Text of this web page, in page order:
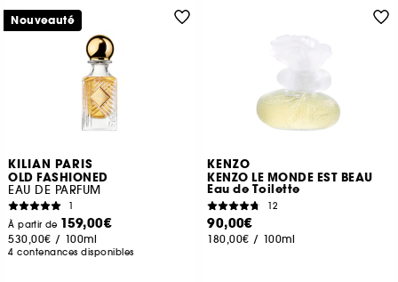
KILIAN PARIS
OLD FASHIONED
EAU DE PARFUM
1
À partir de 159,00€
530,00€ / 100ml
4 contenances disponibles
Nouveauté
KENZO
KENZO LE MONDE EST BEAU
Eau de Toilette
12
90,00€
180,00€ / 100ml